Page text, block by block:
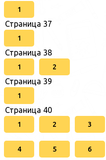
1
Страница 37
1
Страница 38
1 2
Страница 39
1
Страница 40
1 2 3
4 5 6